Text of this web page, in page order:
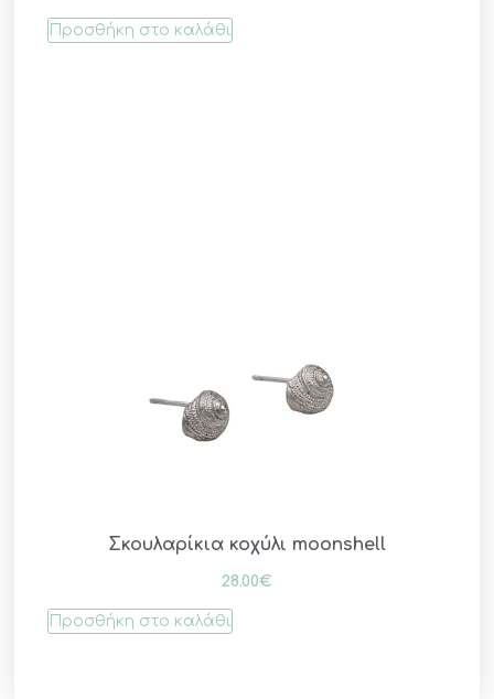
Προσθήκη στο καλάθι
Σκουλαρίκια κοχύλι moonshell
28.00€
Προσθήκη στο καλάθι